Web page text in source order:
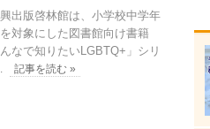
出版啓林館は、小学校中学年
対象にした図書館向け書籍
んなで知りたいLGBTQ+」シリ
記事を読む »